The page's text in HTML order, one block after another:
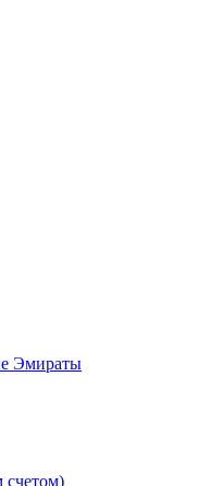
Эмираты
счетом)